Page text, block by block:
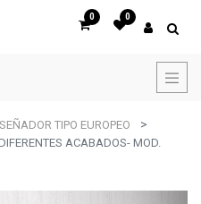
0 0
TIPO EUROPEO
ACABADOS- MOD.